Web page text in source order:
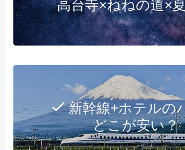
高台寺×ねねの道×
新幹線+ホテルの
どこが安い？